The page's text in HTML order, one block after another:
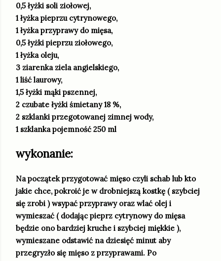
0,5 łyżki soli ziołowej,
1 łyżka pieprzu cytrynowego,
1 łyżka przyprawy do mięsa,
0,5 łyżki pieprzu ziołowego,
1 łyżka oleju,
3 ziarenka ziela angielskiego,
1 liść laurowy,
1,5 łyżki mąki pszennej,
2 czubate łyżki śmietany 18 %,
2 szklanki przegotowanej zimnej wody,
1 szklanka pojemność 250 ml
wykonanie:
Na początek przygotować mięso czyli schab lub kto
jakie chce, pokroić je w drobniejszą kostkę ( szybciej
się zrobi ) wsypać przyprawy oraz wlać olej i
wymieszać ( dodając pieprz cytrynowy do mięsa
będzie ono bardziej kruche i szybciej miękkie ),
wymieszane odstawić na dziesięć minut aby
przegryzło się mięso z przyprawami. Po